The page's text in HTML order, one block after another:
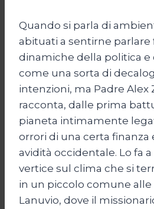
Quando si parla di
abituati a sentirne parlare
dinamiche della politica e
come una sorta di
intenzioni, ma Padre Alex
racconta, dalle prima
pianeta intimamente
orrori di una certa finanza
avidità occidentale. Lo fa
vertice sul clima che si
in un piccolo comune alle
Lanuvio, dove il